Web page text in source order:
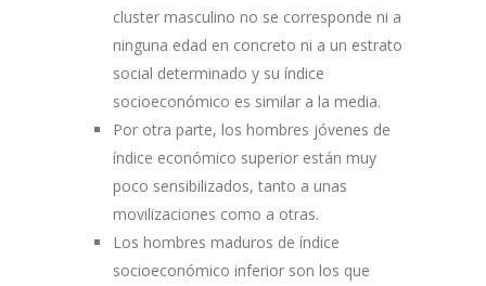
cluster masculino no se corresponde ni a
ninguna edad en concreto ni a un estrato
social determinado y su índice
socioeconómico es similar a la media.
Por otra parte, los hombres jóvenes de
índice económico superior están muy
poco sensibilizados, tanto a unas
movilizaciones como a otras.
Los hombres maduros de índice
socioeconómico inferior son los que